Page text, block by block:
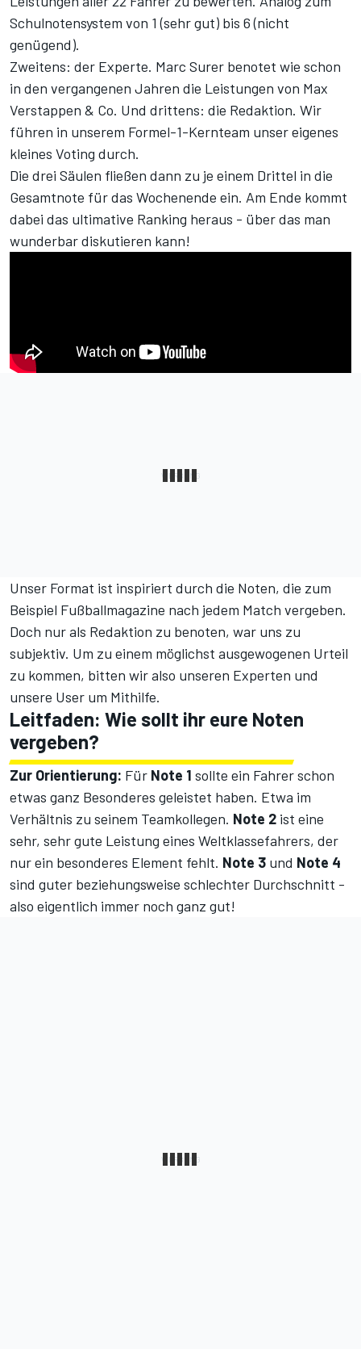
Schulnotensystem von 1 (sehr gut) bis 6 (nicht
genügend).
Zweitens: der Experte. Marc Surer benotet wie schon
in den vergangenen Jahren die Leistungen von Max
Verstappen & Co. Und drittens: die Redaktion. Wir
führen in unserem Formel-1-Kernteam unser eigenes
kleines Voting durch.
Die drei Säulen fließen dann zu je einem Drittel in die
Gesamtnote für das Wochenende ein. Am Ende kommt
dabei das ultimative Ranking heraus - über das man
wunderbar diskutieren kann!
Unser Format ist inspiriert durch die Noten, die zum
Beispiel Fußballmagazine nach jedem Match vergeben.
Doch nur als Redaktion zu benoten, war uns zu
subjektiv. Um zu einem möglichst ausgewogenen Urteil
zu kommen, bitten wir also unseren Experten und
unsere User um Mithilfe.
Leitfaden: Wie sollt ihr eure Noten
vergeben?
Zur Orientierung: Für Note 1 sollte ein Fahrer schon
etwas ganz Besonderes geleistet haben. Etwa im
Verhältnis zu seinem Teamkollegen. Note 2 ist eine
sehr, sehr gute Leistung eines Weltklassefahrers, der
nur ein besonderes Element fehlt. Note 3 und Note 4
sind guter beziehungsweise schlechter Durchschnitt -
also eigentlich immer noch ganz gut!